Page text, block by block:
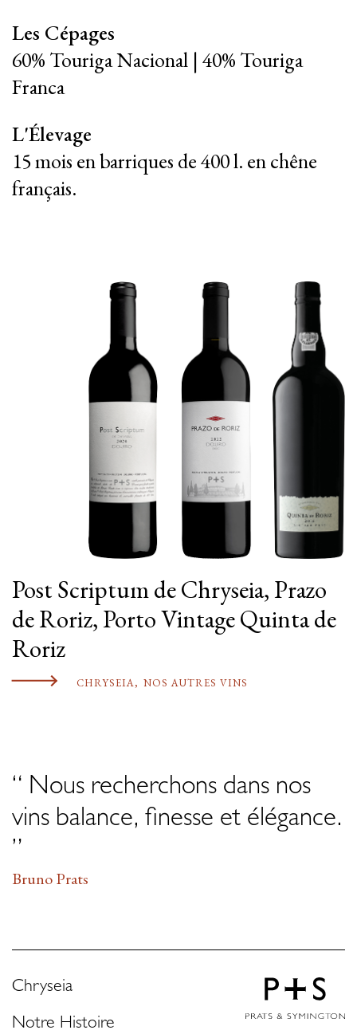
PT
Les Cépages
60% Touriga Nacional | 40% Touriga
Franca
L'Élevage
15 mois en barriques de 400 l. en chêne
français.
Post Scriptum de Chryseia, Prazo
de Roriz, Porto Vintage Quinta de
Roriz
CHRYSEIA, NOS AUTRES VINS
“ Nous recherchons dans nos
vins balance, finesse et élégance.
”
Bruno Prats
Chryseia
Notre Histoire